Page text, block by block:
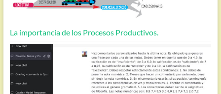
La importancia de los Procesos Productivos.